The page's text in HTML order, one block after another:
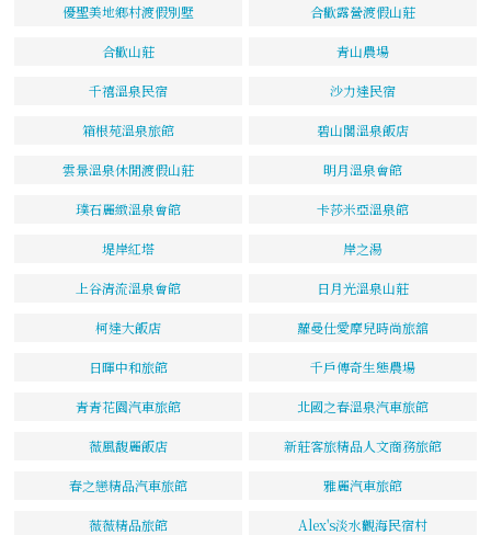
優聖美地鄉村渡假別墅 合歡露營渡假山莊
合歡山莊 青山農場
千禧溫泉民宿 沙力達民宿
箱根苑溫泉旅館 碧山閣溫泉飯店
雲景溫泉休閒渡假山莊 明月溫泉會館
璞石麗緻溫泉會館 卡莎米亞溫泉館
堤岸紅塔 岸之湯
上谷清流溫泉會館 日月光溫泉山莊
柯達大飯店 蘿曼仕愛摩兒時尚旅舘
日暉中和旅館 千戶傳奇生態農場
青青花園汽車旅館 北國之春溫泉汽車旅館
薇風馥麗飯店 新莊客旅精品人文商務旅館
春之戀精品汽車旅館 雅麗汽車旅館
薇薇精品旅館 Alex's淡水觀海民宿村